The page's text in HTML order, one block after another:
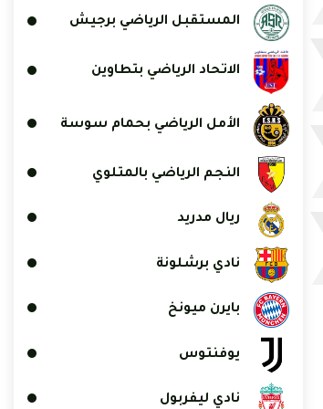
المستقبل الرياضي برجيش
الاتحاد الرياضي بتطاوين
الأمل الرياضي بحمام سوسة
النجم الرياضي بالمتلوي
ريال مدريد
نادي برشلونة
بايرن ميونخ
يوفنتوس
نادي ليفربول